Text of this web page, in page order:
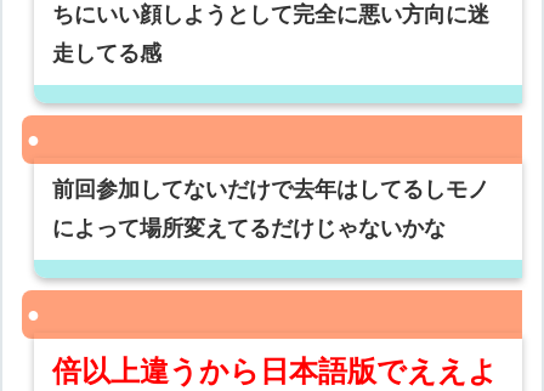
ちにいい顔しようとして完全に悪い方向に迷
走してる感
前回参加してないだけで去年はしてるしモノ
によって場所変えてるだけじゃないかな
倍以上違うから日本語版でええよ